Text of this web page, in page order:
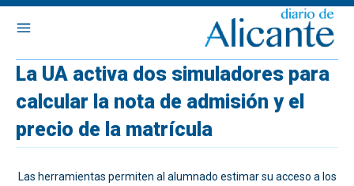
La UA activa dos simuladores para
calcular la nota de admisión y el
precio de la matrícula
Las herramientas permiten al alumnado estimar su acceso a los